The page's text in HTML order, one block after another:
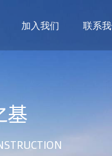
西北
加入我们 联系
基